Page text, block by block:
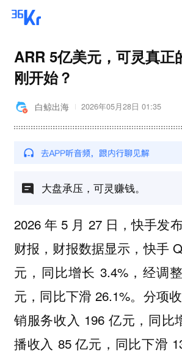
ARR 5亿美元，可灵真正
刚开始？
白鲸出海 2026年05月28日 01:35
大盘承压，可灵赚钱。
2026 年 5 月 27 日，快手发
财报，财报数据显示，快手
元，同比增长 3.4%，经调
元，同比下滑 26.1%。分项
销服务收入 196 亿元，同比
播收入 85 亿元，同比下滑